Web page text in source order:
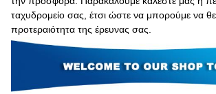
ταχυδρομείο σας, έτσι ώστε να μπορούμε να
προτεραιότητα της έρευνας σας.